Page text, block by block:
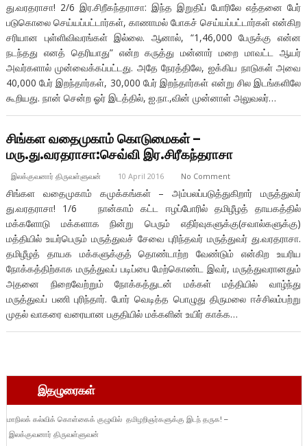
து.வரதராசா! 2/6 இர.சிறீகந்தராசா: இந்த இறுதிப் போரிலே எத்தனை பேர்
படுகொலை செய்யப்பட்டார்கள், காணாமல் போகச் செய்யப்பட்டார்கள் என்கிற
சரியான புள்ளிவிவரங்கள் இல்லை. ஆனால், “1,46,000 பேருக்கு என்ன
நடந்தது எனத் தெரியாது” என்ற கருத்து மன்னார் மறை மாவட்ட ஆயர்
அவர்களால் முன்வைக்கப்பட்டது. அதே நேரத்திலே, ஐக்கிய நாடுகள் அவை
40,000 பேர் இறந்தார்கள், 30,000 பேர் இறந்தார்கள் என்று சில இடங்களிலே
கூறியது. நான் சென்ற ஓர் இடத்தில், ஐ.நா.,வின் முன்னாள் அலுவலர்…
சிங்கள வதைமுகாம் கொடுமைகள் –
மரு.து.வரதராசா:செவ்வி இர.சிரீகந்தராசா
இலக்குவனார் திருவள்ளுவன் 10 April 2016 No Comment
சிங்கள வதைமுகாம் கமுக்கங்கள் – அம்பலப்படுத்துகிறார் மருத்துவர்
து.வரதராசா! 1/6 நான்காம் கட்ட ஈழப்போரில் தமிழீழத் தாயகத்தில்
மக்களோடு மக்களாக நின்று பெரும் எதிர்வுகளுக்கு(சவால்களுக்கு)
மத்தியில் உயர்பெரும் மருத்துவச் சேவை புரிந்தவர் மருத்துவர் து.வரதராசா.
தமிழீழத் தாயக மக்களுக்குத் தொண்டாற்ற வேண்டும் என்கிற உயரிய
நோக்கத்திற்காக மருத்துவப் படிப்பை மேற்கொண்ட இவர், மருத்துவரானதும்
அதனை நிறைவேற்றும் நோக்கத்துடன் மக்கள் மத்தியில் வாழ்ந்து
மருத்துவப் பணி புரிந்தார். போர் வெடித்த பொழுது திருமலை ஈச்சிலம்பற்று
முதல் வாகரை வரையான பகுதியில் மக்களின் உயிர் காக்க…
இதழுரைகள்
மாநிலக் கல்விக் கொள்கைக் குழுவில் தமிழறிஞர்களுக்கு இடந் தருக! –
இலக்குவனார் திருவள்ளுவன்